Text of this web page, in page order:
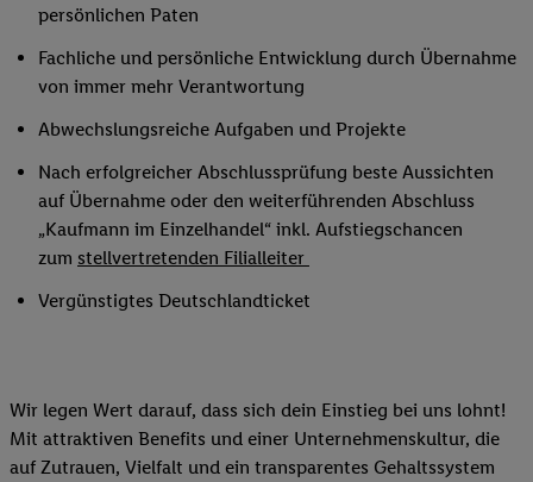
persönlichen Paten
Fachliche und persönliche Entwicklung durch Übernahme
von immer mehr Verantwortung
Abwechslungsreiche Aufgaben und Projekte
Nach erfolgreicher Abschlussprüfung beste Aussichten
auf Übernahme oder den weiterführenden Abschluss
„Kaufmann im Einzelhandel“ inkl. Aufstiegschancen
zum stellvertretenden Filialleiter
Vergünstigtes Deutschlandticket
Wir legen Wert darauf, dass sich dein Einstieg bei uns lohnt!
Mit attraktiven Benefits und einer Unternehmenskultur, die
auf Zutrauen, Vielfalt und ein transparentes Gehaltssystem